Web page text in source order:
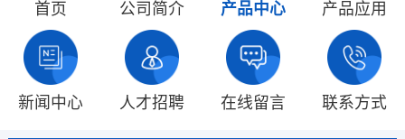
首页 公司简介 产品中心 产品应用
新闻中心 人才招聘 在线留言 联系方式